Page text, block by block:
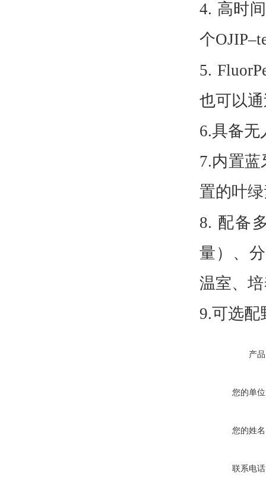
4. 高时
个
5.
也可以
6.具备无
7.内置蓝
置的叶
8. 配备
量）、
温室、
9.可选配
产
您的单
您的姓
联系电